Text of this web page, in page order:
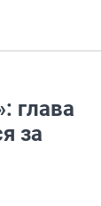
глава
за